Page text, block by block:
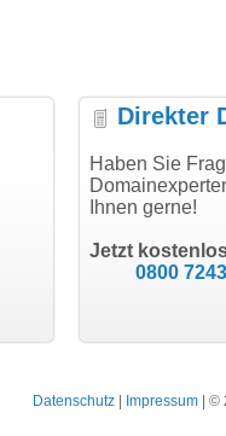
"Super Abwicklung,
modern
Landau an
Direkter
Haben Sie
Ihnen gerne!
Jetzt
0800
Datenschutz Impressum | ©